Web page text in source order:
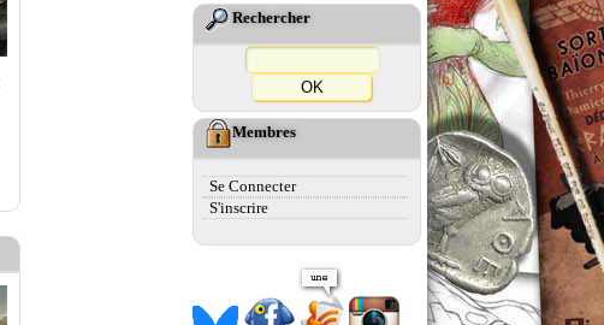
Rechercher
Membres
Se Connecter
S'inscrire